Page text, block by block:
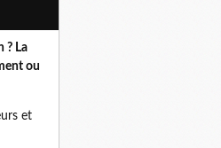
? La
ou
et